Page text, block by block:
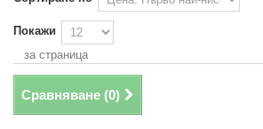
Покажи
за страница
Сравняване (0)